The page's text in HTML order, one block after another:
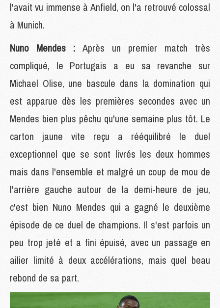
l'avait vu immense à Anfield, on l'a retrouvé colossal
à Munich.
Nuno Mendes : Après un premier match très
compliqué, le Portugais a eu sa revanche sur
Michael Olise, une bascule dans la domination qui
est apparue dès les premières secondes avec un
Mendes bien plus pêchu qu'une semaine plus tôt. Le
carton jaune vite reçu a rééquilibré le duel
exceptionnel que se sont livrés les deux hommes
mais dans l'ensemble et malgré un coup de mou de
l'arrière gauche autour de la demi-heure de jeu,
c'est bien Nuno Mendes qui a gagné le deuxième
épisode de ce duel de champions. Il s'est parfois un
peu trop jeté et a fini épuisé, avec un passage en
ailier limité à deux accélérations, mais quel beau
rebond de sa part.